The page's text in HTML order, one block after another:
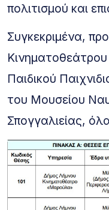
πολιτισμού και
Συγκεκριμένα,
Παιδικού
του Μουσείου
Σπογγαλιείας,